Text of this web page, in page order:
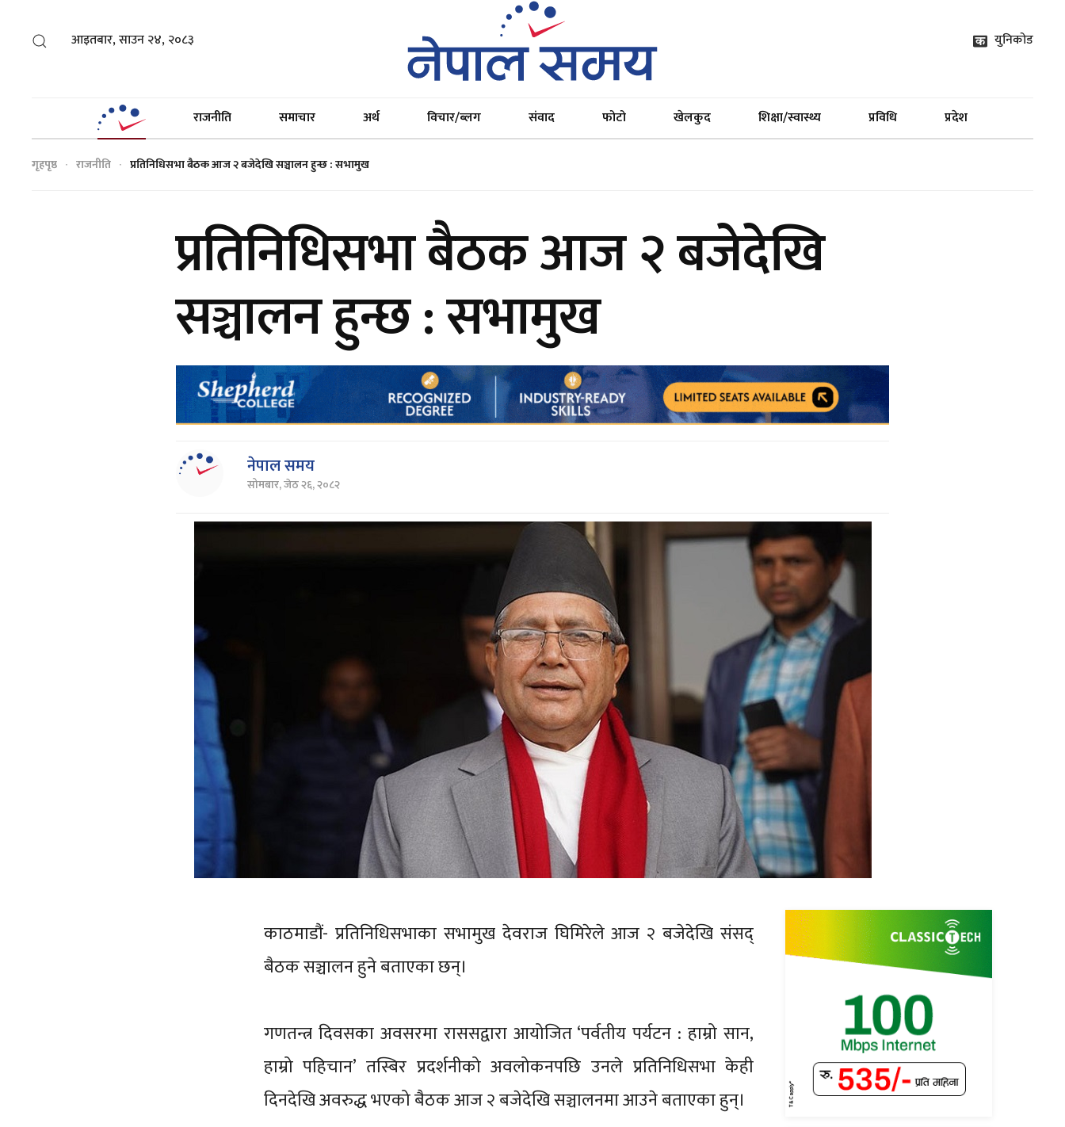
आइतबार, साउन २४, २०८३ युनिकोड
राजनीति समाचार अर्थ विचार/ब्लग संवाद फोटो खेलकुद शिक्षा/स्वास्थ्य प्रविधि प्रदेश
गृहपृष्ठ राजनीति प्रतिनिधिसभा बैठक आज २ बजेदेखि सञ्चालन हुन्छ : सभामुख
प्रतिनिधिसभा बैठक आज २ बजेदेखि
सञ्चालन हुन्छ : सभामुख
नेपाल समय
सोमबार, जेठ २६, २०८२
काठमाडौं- प्रतिनिधिसभाका सभामुख देवराज घिमिरेले आज २ बजेदेखि संसद्
बैठक सञ्चालन हुने बताएका छन्।
गणतन्त्र दिवसका अवसरमा राससद्वारा आयोजित ‘पर्वतीय पर्यटन : हाम्रो सान,
हाम्रो पहिचान’ तस्बिर प्रदर्शनीको अवलोकनपछि उनले प्रतिनिधिसभा केही
दिनदेखि अवरुद्ध भएको बैठक आज २ बजेदेखि सञ्चालनमा आउने बताएका हुन्।